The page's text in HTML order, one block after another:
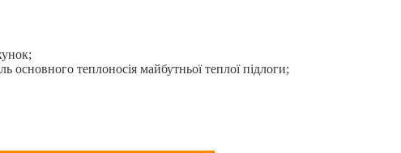
теплоносія майбутньої теплої підлоги;